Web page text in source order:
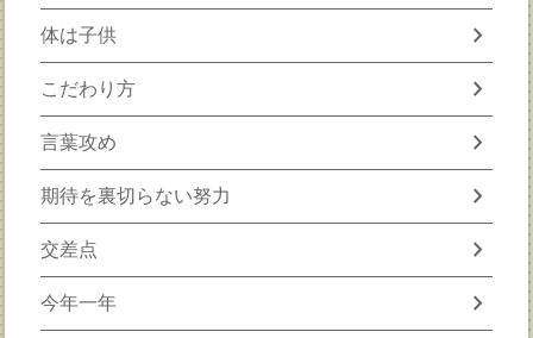
体は子供 chevron_right
こだわり方 chevron_right
言葉攻め chevron_right
期待を裏切らない努力 chevron_right
交差点 chevron_right
今年一年 chevron_right